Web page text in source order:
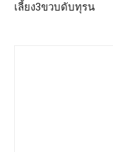
เลี้ยง3ขวบดับทุรน